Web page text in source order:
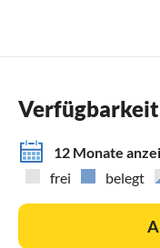
Verfügbarkeit
12 Monate
frei
belegt